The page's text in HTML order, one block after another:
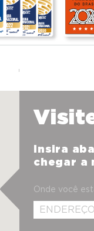
Insira
chegar a
Onde você